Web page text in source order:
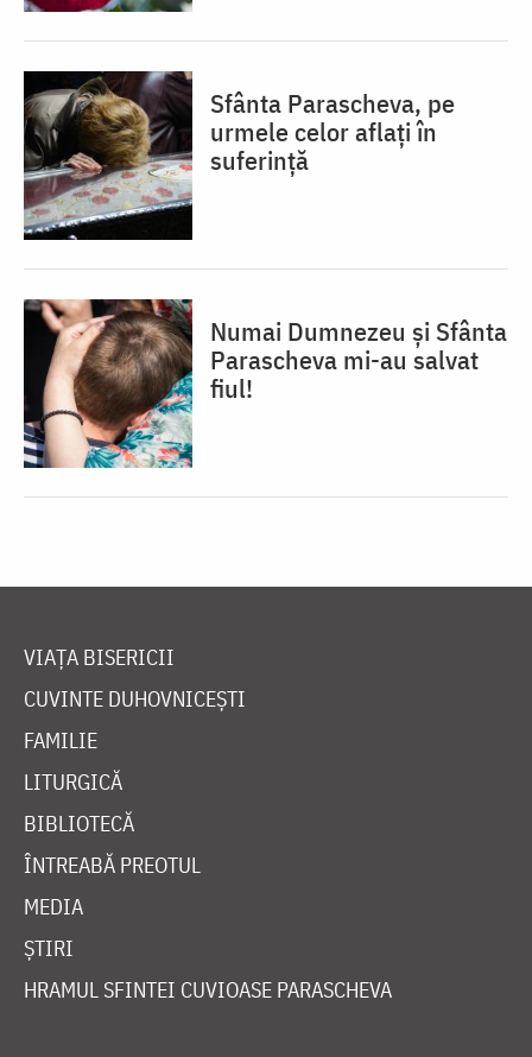
Sfânta Parascheva, pe
urmele celor aflați în
suferință
Numai Dumnezeu și Sfânta
Parascheva mi-au salvat
fiul!
VIAȚA BISERICII
CUVINTE DUHOVNICEȘTI
FAMILIE
LITURGICĂ
BIBLIOTECĂ
ÎNTREABĂ PREOTUL
MEDIA
ȘTIRI
HRAMUL SFINTEI CUVIOASE PARASCHEVA